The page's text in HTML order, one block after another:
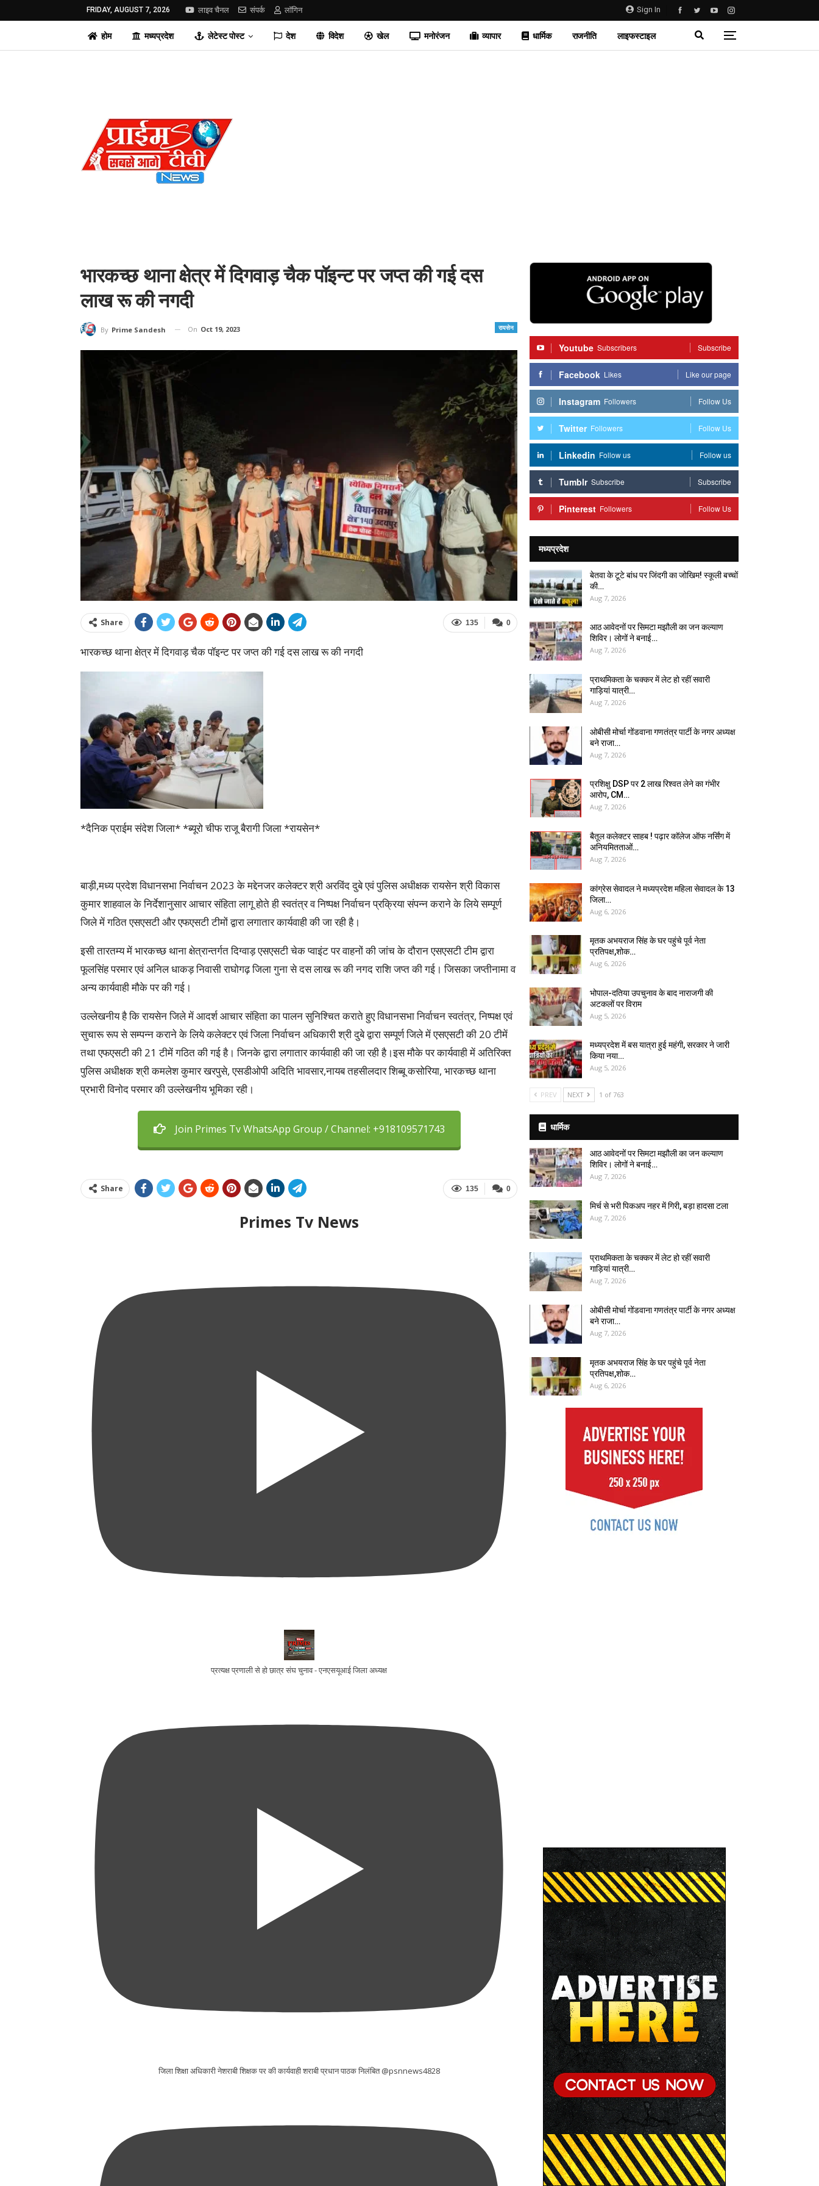
Sign In
FRIDAY, AUGUST 7, 2026 लाइव चैनल संपर्क लॉगिन
होम मध्यप्रदेश लेटेस्ट पोस्ट देश विदेश खेल मनोरंजन व्यापार धार्मिक राजनीति लाइफस्टाइल
भारकच्छ थाना क्षेत्र में दिगवाड़ चैक पॉइन्ट पर जप्त की गई दस
लाख रू की नगदी
रायसेन
By Prime Sandesh On Oct 19, 2023
0
135
Share
भारकच्छ थाना क्षेत्र में दिगवाड़ चैक पॉइन्ट पर जप्त की गई दस लाख रू की नगदी
*दैनिक प्राईम संदेश जिला* *ब्यूरो चीफ राजू बैरागी जिला *रायसेन*
बाड़ी,मध्य प्रदेश विधानसभा निर्वाचन 2023 के मद्देनजर कलेक्टर श्री अरविंद दुबे एवं पुलिस अधीक्षक रायसेन श्री विकास
कुमार शाहवाल के निर्देशानुसार आचार संहिता लागू होते ही स्वतंत्र व निष्पक्ष निर्वाचन प्रक्रिया संपन्न कराने के लिये सम्पूर्ण
जिले में गठित एसएसटी और एफएसटी टीमों द्वारा लगातार कार्यवाही की जा रही है।
इसी तारतम्य में भारकच्छ थाना क्षेत्रान्तर्गत दिग्वाड़ एसएसटी चेक प्वाइंट पर वाहनों की जांच के दौरान एसएसटी टीम द्वारा
फूलसिंह परमार एवं अनिल धाकड़ निवासी राघोगढ़ जिला गुना से दस लाख रू की नगद राशि जप्त की गई। जिसका जप्तीनामा व
अन्य कार्यवाही मौके पर की गई।
उल्लेखनीय है कि रायसेन जिले में आदर्श आचार संहिता का पालन सुनिश्चित कराते हुए विधानसभा निर्वाचन स्वतंत्र, निष्पक्ष एवं
सुचारू रूप से सम्पन्न कराने के लिये कलेक्टर एवं जिला निर्वाचन अधिकारी श्री दुबे द्वारा सम्पूर्ण जिले में एसएसटी की 20 टीमें
तथा एफएसटी की 21 टीमें गठित की गई है। जिनके द्वारा लगातार कार्यवाही की जा रही है।इस मौके पर कार्यवाही में अतिरिक्त
पुलिस अधीक्षक श्री कमलेश कुमार खरपुसे, एसडीओपी अदिति भावसार,नायब तहसीलदार शिब्बू कसोरिया, भारकच्छ थाना
प्रभारी विनोद परमार की उल्लेखनीय भूमिका रही।
Join Primes Tv WhatsApp Group / Channel: +918109571743
0
135
Share
Primes Tv News
प्रत्यक्ष प्रणाली से हो छात्र संघ चुनाव - एनएसयूआई जिला अध्यक्ष
जिला शिक्षा अधिकारी नेशराबी शिक्षक पर की कार्यवाही शराबी प्रधान पाठक निलंबित @psnnews4828
Youtube Subscribers Subscribe
Facebook Likes Like our page
Instagram Followers Follow Us
Twitter Followers Follow Us
Linkedin Follow us Follow us
Tumblr Subscribe Subscribe
Pinterest Followers Follow Us
मध्यप्रदेश
बेतवा के टूटे बांध पर जिंदगी का जोखिम! स्कूली बच्चों
की…
Aug 7, 2026
आठ आवेदनों पर सिमटा मझौली का जन कल्याण
शिविर। लोगों ने बनाई…
Aug 7, 2026
प्राथमिकता के चक्कर में लेट हो रहीं सवारी
गाड़ियां यात्री…
Aug 7, 2026
ओबीसी मोर्चा गोंडवाना गणतंत्र पार्टी के नगर अध्यक्ष
बने राजा…
Aug 7, 2026
प्रशिक्षु DSP पर ₹2 लाख रिश्वत लेने का गंभीर
आरोप, CM…
Aug 7, 2026
बैतूल कलेक्टर साहब ! पढ़ार कॉलेज ऑफ नर्सिंग में
अनियमितताओं…
Aug 7, 2026
कांग्रेस सेवादल ने मध्यप्रदेश महिला सेवादल के 13
जिला…
Aug 6, 2026
मृतक अभयराज सिंह के घर पहुंचे पूर्व नेता
प्रतिपक्ष,शोक…
Aug 6, 2026
भोपाल-दतिया उपचुनाव के बाद नाराजगी की
अटकलों पर विराम
Aug 5, 2026
मध्यप्रदेश में बस यात्रा हुई महंगी, सरकार ने जारी
किया नया…
Aug 5, 2026
PREV NEXT 1 of 763
धार्मिक
आठ आवेदनों पर सिमटा मझौली का जन कल्याण
शिविर। लोगों ने बनाई…
Aug 7, 2026
मिर्च से भरी पिकअप नहर में गिरी, बड़ा हादसा टला
Aug 7, 2026
प्राथमिकता के चक्कर में लेट हो रहीं सवारी
गाड़ियां यात्री…
Aug 7, 2026
ओबीसी मोर्चा गोंडवाना गणतंत्र पार्टी के नगर अध्यक्ष
बने राजा…
Aug 7, 2026
मृतक अभयराज सिंह के घर पहुंचे पूर्व नेता
प्रतिपक्ष,शोक…
Aug 6, 2026